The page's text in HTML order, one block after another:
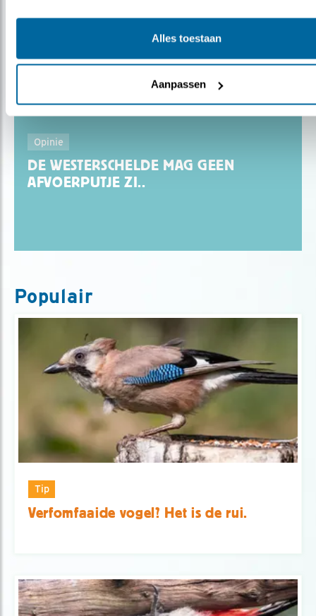
Alles toestaan
Aanpassen
Opinie
DE WESTERSCHELDE MAG GEEN
AFVOERPUTJE ZI..
Populair
Tip
Verfomfaaide vogel? Het is de rui.